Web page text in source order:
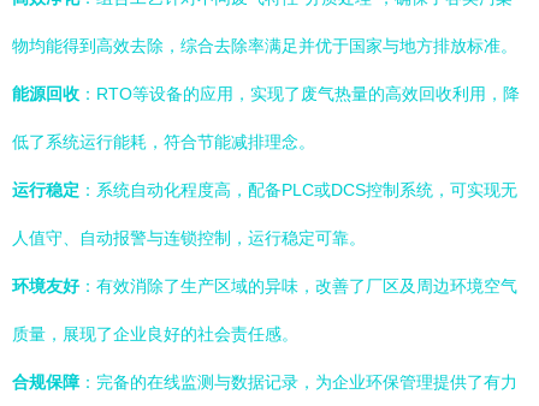
物均能得到高效去除，综合去除率满足并优于国家与地方排放标准。
能源回收 ：RTO等设备的应用，实现了废气热量的高效回收利用，降
低了系统运行能耗，符合节能减排理念。
运行稳定 ：系统自动化程度高，配备PLC或DCS控制系统，可实现无
人值守、自动报警与连锁控制，运行稳定可靠。
环境友好：有效消除了生产区域的异味，改善了厂区及周边环境空气
质量，展现了企业良好的社会责任感。
合规保障 ：完备的在线监测与数据记录，为企业环保管理提供了有力